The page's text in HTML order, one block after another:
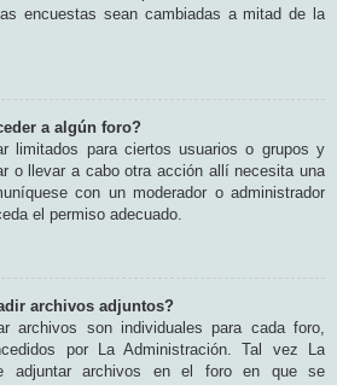
encuestas sean cambiadas a mitad de la
a algún foro?
limitados para ciertos usuarios o grupos y
o llevar a cabo otra acción allí necesita una
con un moderador o administrador
el permiso adecuado.
archivos adjuntos?
archivos son individuales para cada foro,
por La Administración. Tal vez La
adjuntar archivos en el foro en que se